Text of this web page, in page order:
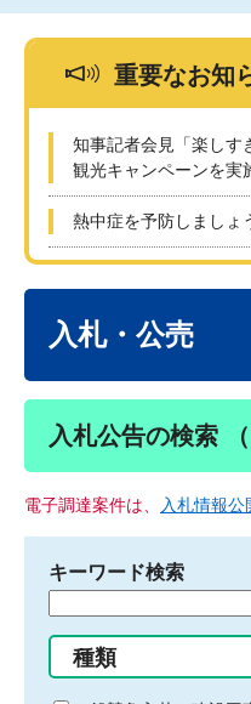
重要なお知
知事記者会見「楽しす
観光キャンペーンを実
熱中症を予防しましょ
入札・公売
入札公告の検索
電子調達案件は、 入札情報公
キーワード検索
る
種類